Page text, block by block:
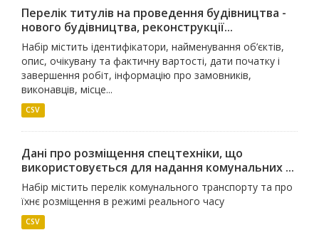
Перелік титулів на проведення будівництва -
нового будівництва, реконструкції...
Набір містить ідентифікатори, найменування об’єктів,
опис, очікувану та фактичну вартості, дати початку і
завершення робіт, інформацію про замовників,
виконавців, місце...
CSV
Дані про розміщення спецтехніки, що
використовується для надання комунальних ...
Набір містить перелік комунального транспорту та про
їхнє розміщення в режимі реального часу
CSV